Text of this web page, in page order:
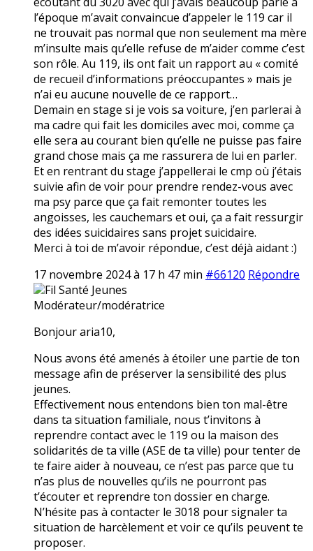
l’époque m’avait convaincue d’appeler le 119 car il
ne trouvait pas normal que non seulement ma mère
m’insulte mais qu’elle refuse de m’aider comme c’est
son rôle. Au 119, ils ont fait un rapport au « comité
de recueil d’informations préoccupantes » mais je
n’ai eu aucune nouvelle de ce rapport…
Demain en stage si je vois sa voiture, j’en parlerai à
ma cadre qui fait les domiciles avec moi, comme ça
elle sera au courant bien qu’elle ne puisse pas faire
grand chose mais ça me rassurera de lui en parler.
Et en rentrant du stage j’appellerai le cmp où j’étais
suivie afin de voir pour prendre rendez-vous avec
ma psy parce que ça fait remonter toutes les
angoisses, les cauchemars et oui, ça a fait ressurgir
des idées suicidaires sans projet suicidaire.
Merci à toi de m’avoir répondue, c’est déjà aidant :)
17 novembre 2024 à 17 h 47 min #66120 Répondre
Fil Santé Jeunes
Modérateur/modératrice
Bonjour aria10,
Nous avons été amenés à étoiler une partie de ton
message afin de préserver la sensibilité des plus
jeunes.
Effectivement nous entendons bien ton mal-être
dans ta situation familiale, nous t’invitons à
reprendre contact avec le 119 ou la maison des
solidarités de ta ville (ASE de ta ville) pour tenter de
te faire aider à nouveau, ce n’est pas parce que tu
n’as plus de nouvelles qu’ils ne pourront pas
t’écouter et reprendre ton dossier en charge.
N’hésite pas à contacter le 3018 pour signaler ta
situation de harcèlement et voir ce qu’ils peuvent te
proposer.